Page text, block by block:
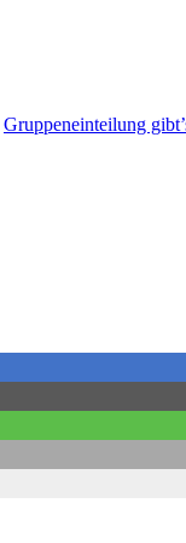
Gruppeneinteilung